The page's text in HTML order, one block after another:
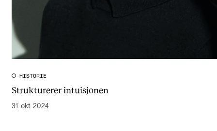
HISTORIE
Strukturerer intuisjonen
31. okt. 2024